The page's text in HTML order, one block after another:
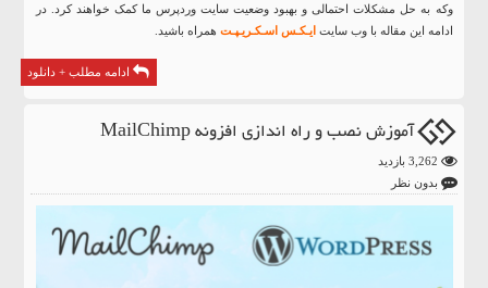
وکه به حل مشکلات احتمالی و بهبود وضعیت سایت وردپرس ما کمک خواهند کرد. در
ادامه این مقاله با وب سایتایـکـس اسـکـریـپـت همراه باشید.
ادامه مطلب + دانلود
آموزش نصب و راه اندازی افزونه MailChimp
بدون نظر